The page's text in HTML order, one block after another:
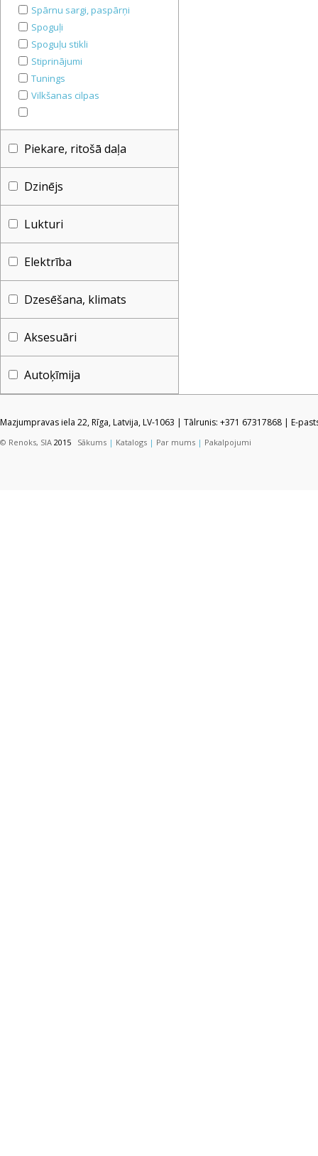
Spārnu sargi, paspārņi
Spoguļi
Spoguļu stikli
Stiprinājumi
Tunings
Vilkšanas cilpas
Piekare, ritošā daļa
Dzinējs
Lukturi
Elektrība
Dzesēšana, klimats
Aksesuāri
Autoķīmija
Mazjumpravas iela 22, Rīga, Latvija, LV-1063 | Tālrunis: +371 67317868 | E-
© Renoks, SIA 2015 Sākums | Katalogs | Par mums | Pakalpojumi